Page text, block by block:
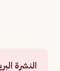
النشرة